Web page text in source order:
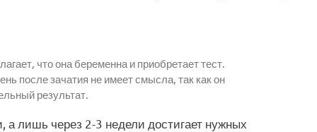
что она беременна и приобретает тест.
после зачатия не имеет смысла, так как он
результат.
лишь через 2-3 недели достигает нужных